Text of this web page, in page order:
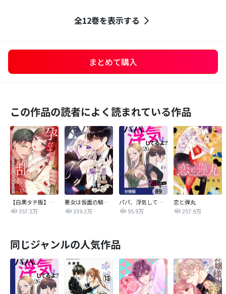
全12巻を表示する
まとめて購入
この作品の読者によく読まれている作品
【白黒タテ版】孕むまで乱れいけ～身代わり花嫁と軍服の猛愛
357.5万
悪女は仮面の騎士に騙されない
339.3万
パパ、浮気してるよ？娘と二人でクズ夫を捨てます【分冊版】
95.9万
恋と弾丸
257.9万
同じジャンルの人気作品